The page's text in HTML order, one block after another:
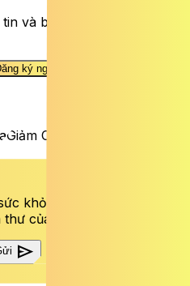
và bài viết sức khỏe
ký ngay
Giảm Cân
khỏe và bài viết mới nhất
của bạn mỗi tuần.
send